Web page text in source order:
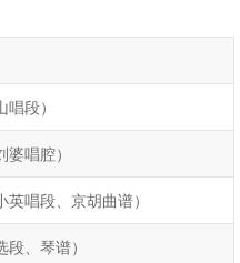
段）
唱腔）
唱段、京胡曲谱）
、琴谱）